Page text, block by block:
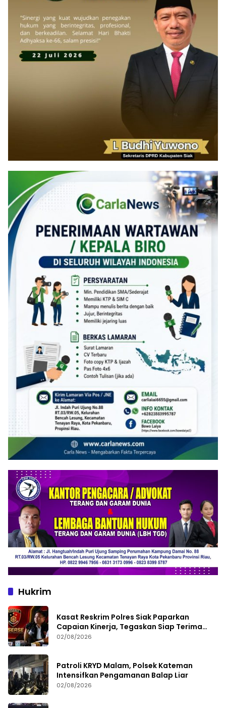
Hukrim
Kasat Reskrim Polres Siak Paparkan
Capaian Kinerja, Tegaskan Siap Terima
Kritik dan Evaluasi
02/08/2026
Patroli KRYD Malam, Polsek Kateman
Intensifkan Pengamanan Balap Liar
02/08/2026